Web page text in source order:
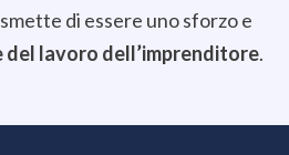
di essere uno sforzo e
lavoro dell’imprenditore.